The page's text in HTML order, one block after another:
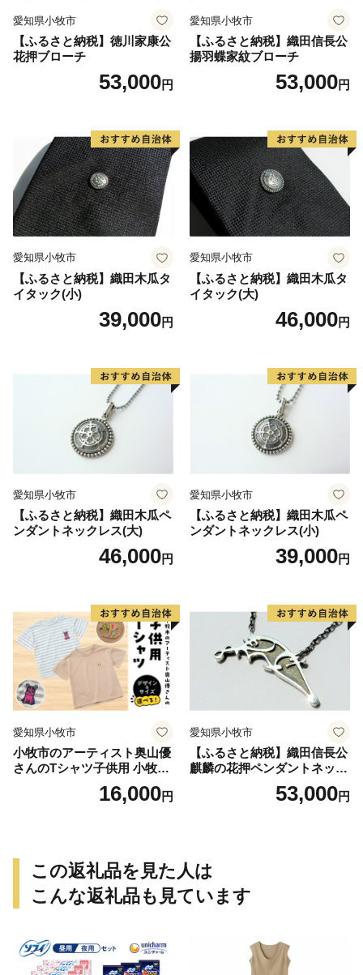
愛知県小牧市
【ふるさと納税】徳川家康公
花押ブローチ
53,000円
愛知県小牧市
【ふるさと納税】織田信長公
揚羽蝶家紋ブローチ
53,000円
愛知県小牧市
【ふるさと納税】織田木瓜タ
イタック(小)
39,000円
愛知県小牧市
【ふるさと納税】織田木瓜タ
イタック(大)
46,000円
愛知県小牧市
【ふるさと納税】織田木瓜ペ
ンダントネックレス(大)
46,000円
愛知県小牧市
【ふるさと納税】織田木瓜ペ
ンダントネックレス(小)
39,000円
愛知県小牧市
小牧市のアーティスト奥山優
さんのTシャツ子供用 小牧市
16,000円
愛知県小牧市
【ふるさと納税】織田信長公
麒麟の花押ペンダントネック
53,000円
この返礼品を見た人は
こんな返礼品も見ています